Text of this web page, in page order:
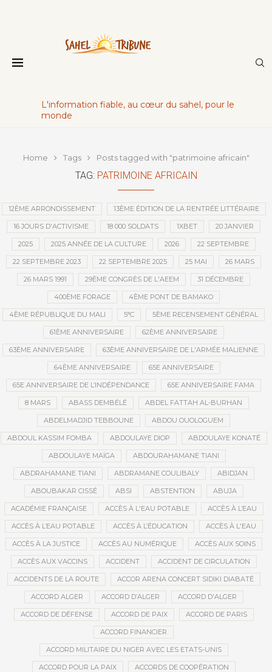
L'information fiable, au cœur du sahel, pour le
monde
Home Tags Posts tagged with "patrimoine africain"
TAG: PATRIMOINE AFRICAIN
12ÈME ARRONDISSEMENT 13ÈME ÉDITION DE LA RENTRÉE LITTÉRAIRE
16 JOURS D'ACTIVISME 18 000 SOLDATS 1XBET 20 JANVIER
2025 2025 ANNÉE DE LA CULTURE 2026 22 SEPTEMBRE
22 SEPTEMBRE 2023 22 SEPTEMBRE 2025 25 MAI 26 MARS
26 MARS 1991 29ÈME CONGRÈS DE L'AEEM 31 DÉCEMBRE
400ÈME FORAGE 4ÈME PONT DE BAMAKO
4ÈME RÉPUBLIQUE DU MALI 5°C 5ÈME RECENSEMENT GÉNÉRAL
61ÈME ANNIVERSAIRE 62ÈME ANNIVERSAIRE
63ÈME ANNIVERSAIRE 63ÈME ANNIVERSAIRE DE L'ARMÉE MALIENNE
64ÈME ANNIVERSAIRE 65E ANNIVERSAIRE
65E ANNIVERSAIRE DE L’INDÉPENDANCE 65E ANNIVERSAIRE FAMA
8 MARS ABASS DEMBÉLÉ ABDEL FATTAH AL-BURHAN
ABDELMADJID TEBBOUNE ABDOU OUOLOGUEM
ABDOUL KASSIM FOMBA ABDOULAYE DIOP ABDOULAYE KONATÉ
ABDOULAYE MAÏGA ABDOURAHAMANE TIANI
ABDRAHAMANE TIANI ABDRAMANE COULIBALY ABIDJAN
ABOUBAKAR CISSÉ ABSI ABSTENTION ABUJA
ACADÉMIE FRANÇAISE ACCÈS À L'EAU POTABLE ACCÈS À L’EAU
ACCÈS À L’EAU POTABLE ACCÈS À L’ÉDUCATION ACCÈS À L'EAU
ACCÈS À LA JUSTICE ACCÈS AU NUMÉRIQUE ACCÈS AUX SOINS
ACCÈS AUX VACCINS ACCIDENT ACCIDENT DE CIRCULATION
ACCIDENTS DE LA ROUTE ACCOR ARENA CONCERT SIDIKI DIABATÉ
ACCORD ALGER ACCORD D’ALGER ACCORD D'ALGER
ACCORD DE DÉFENSE ACCORD DE PAIX ACCORD DE PARIS
ACCORD FINANCIER
ACCORD MILITAIRE DU NIGER AVEC LES ETATS-UNIS
ACCORD POUR LA PAIX ACCORDS DE COOPÉRATION